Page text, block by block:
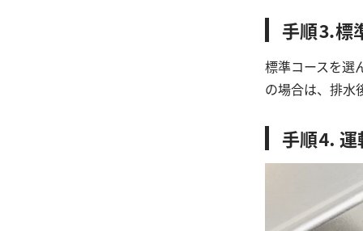
手順⒊標
標準コースを選
の場合は、排水
手順⒋ 運